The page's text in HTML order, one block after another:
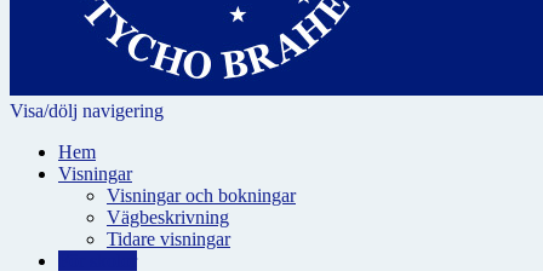
Visa/dölj navigering
Hem
Visningar
Visningar och bokningar
Vägbeskrivning
Tidare visningar